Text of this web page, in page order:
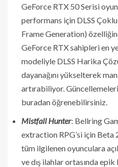
GeForce RTX 50 Serisi
performans için DLSS
Frame Generation)
GeForce RTX sahipleri en
modeliyle DLSS Harika
dayanağını yükselterek
artırabiliyor. Güncellemeleri
buradan öğrenebilirsiniz.
Mistfall Hunter: Bellring
extraction RPG’si için Beta
tüm ilgilenen oyunculara
ve dış ilahlar ortasında